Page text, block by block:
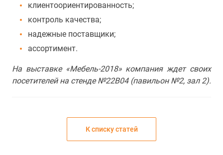
клиентоориентированность;
контроль качества;
надежные поставщики;
ассортимент.
На выставке «Мебель-2018» компания ждет своих
посетителей на стенде №22B04 (павильон №2, зал 2).
К списку статей